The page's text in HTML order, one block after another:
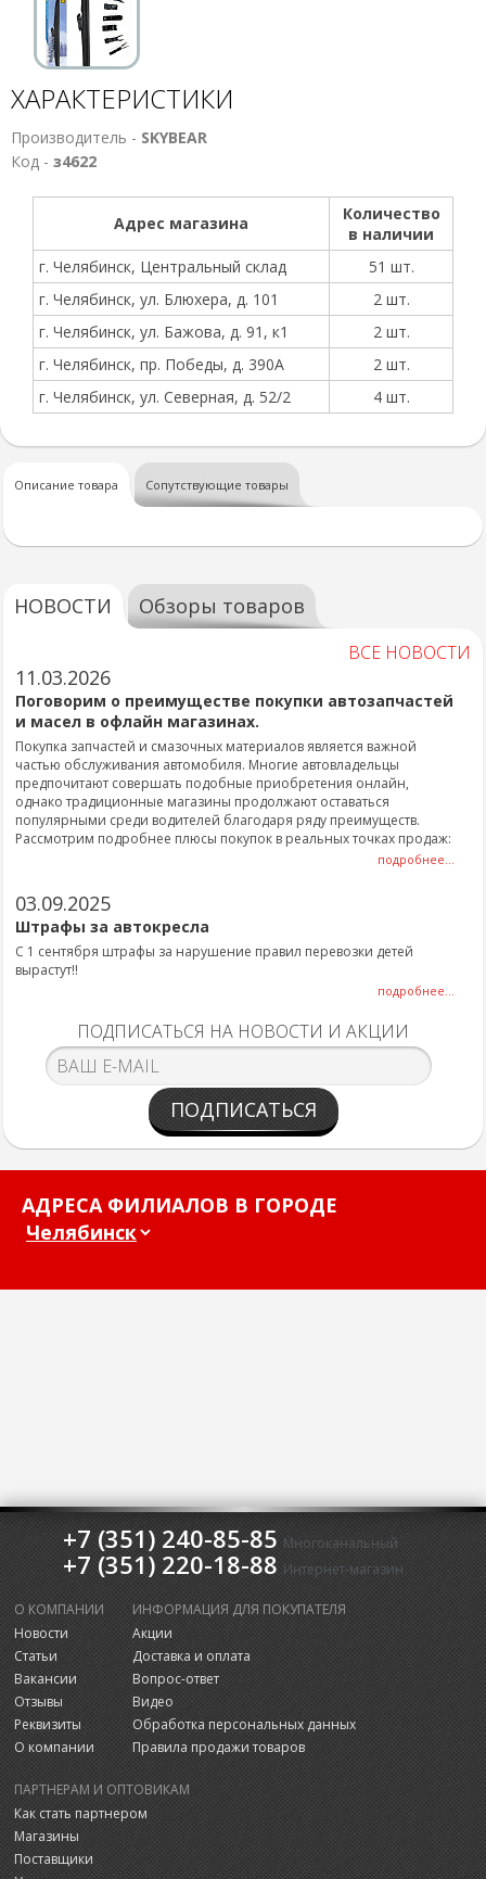
ХАРАКТЕРИСТИКИ
Производитель - SKYBEAR
Код - з4622
Адрес магазина
Количество
в наличии
г. Челябинск, Центральный склад
51 шт.
г. Челябинск, ул. Блюхера, д. 101
2 шт.
г. Челябинск, ул. Бажова, д. 91, к1
2 шт.
г. Челябинск, пр. Победы, д. 390А
2 шт.
г. Челябинск, ул. Северная, д. 52/2
4 шт.
Описание товара Сопутствующие товары
НОВОСТИ Обзоры товаров
ВСЕ НОВОСТИ
11.03.2026
Поговорим о преимуществе покупки автозапчастей
и масел в офлайн магазинах.
Покупка запчастей и смазочных материалов является важной
частью обслуживания автомобиля. Многие автовладельцы
предпочитают совершать подобные приобретения онлайн,
однако традиционные магазины продолжают оставаться
популярными среди водителей благодаря ряду преимуществ.
Рассмотрим подробнее плюсы покупок в реальных точках продаж:
подробнее...
03.09.2025
Штрафы за автокресла
С 1 сентября штрафы за нарушение правил перевозки детей
вырастут!!
подробнее...
ПОДПИСАТЬСЯ НА НОВОСТИ И АКЦИИ
ПОДПИСАТЬСЯ
АДРЕСА ФИЛИАЛОВ В ГОРОДЕ
+7 (351) 240-85-85 Многоканальный
+7 (351) 220-18-88 Интернет-магазин
О КОМПАНИИ
Новости
Статьи
Вакансии
Отзывы
Реквизиты
О компании
ИНФОРМАЦИЯ ДЛЯ ПОКУПАТЕЛЯ
Акции
Доставка и оплата
Вопрос-ответ
Видео
Обработка персональных данных
Правила продажи товаров
ПАРТНЕРАМ И ОПТОВИКАМ
Как стать партнером
Магазины
Поставщики